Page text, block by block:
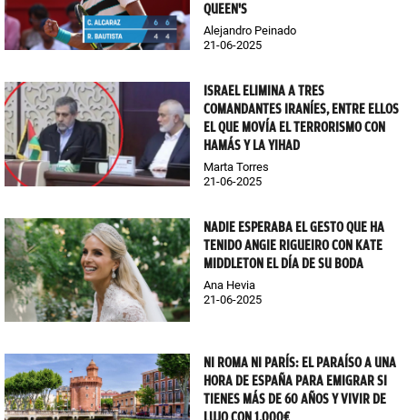
QUEEN'S
Alejandro Peinado
21-06-2025
ISRAEL ELIMINA A TRES
COMANDANTES IRANÍES, ENTRE ELLOS
EL QUE MOVÍA EL TERRORISMO CON
HAMÁS Y LA YIHAD
Marta Torres
21-06-2025
NADIE ESPERABA EL GESTO QUE HA
TENIDO ANGIE RIGUEIRO CON KATE
MIDDLETON EL DÍA DE SU BODA
Ana Hevia
21-06-2025
NI ROMA NI PARÍS: EL PARAÍSO A UNA
HORA DE ESPAÑA PARA EMIGRAR SI
TIENES MÁS DE 60 AÑOS Y VIVIR DE